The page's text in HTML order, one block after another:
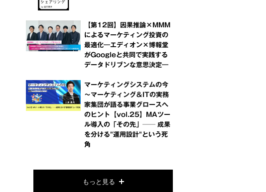
【第12回】因果推論×MMM
によるマーケティング投資の
最適化―エディオン×博報堂
がGoogleと共同で実践する
データドリブンな意思決定―
マーケティングシステムの今
～マーケティング＆ITの実務
家集団が語る事業グロースへ
のヒント【vol.25】MAツー
ル導入の「その先」── 成果
を分ける"運用設計"という死
角
もっと見る